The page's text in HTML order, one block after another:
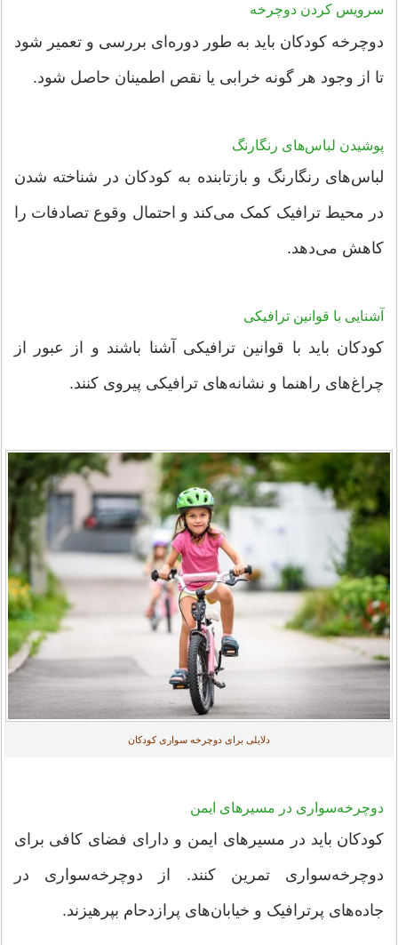
سرویس کردن دوچرخه
دوچرخه کودکان باید به طور دوره‌ای بررسی و تعمیر شود
تا از وجود هر گونه خرابی یا نقص اطمینان حاصل شود.
پوشیدن لباس‌های رنگارنگ
لباس‌های رنگارنگ و بازتابنده به کودکان در شناخته شدن
در محیط ترافیک کمک می‌کند و احتمال وقوع تصادفات را
کاهش می‌دهد.
آشنایی با قوانین ترافیکی
کودکان باید با قوانین ترافیکی آشنا باشند و از عبور از
چراغ‌های راهنما و نشانه‌های ترافیکی پیروی کنند.
دلایلی برای دوچرخه سواری کودکان
دوچرخه‌سواری در مسیرهای ایمن
کودکان باید در مسیرهای ایمن و دارای فضای کافی برای
دوچرخه‌سواری تمرین کنند. از دوچرخه‌سواری در
جاده‌های پرترافیک و خیابان‌های پرازدحام بپرهیزند.